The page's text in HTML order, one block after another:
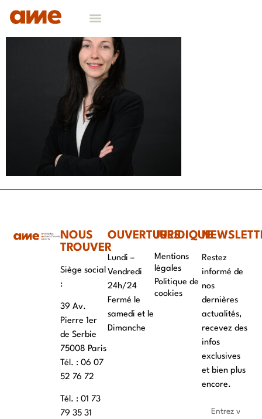
NOUS
TROUVER
Siège social
:
39 Av.
Pierre 1er
de Serbie
75008 Paris
Tél. : ‭06 07
52 76 72
Tél. : 01 73
79 35 31
OUVERTURES
Lundi –
Vendredi
24h/24
Fermé le
samedi et le
Dimanche
JURIDIQUE
Mentions
légales
Politique de
cookies
Restez
informé de
nos
dernières
actualités,
recevez des
infos
exclusives
et bien plus
encore.